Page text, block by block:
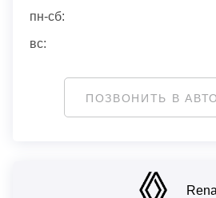
пн-сб:
вс:
ПОЗВОНИТЬ В